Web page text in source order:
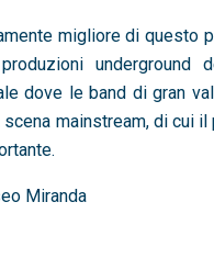
migliore di questo
underground
dove le band di gran
mainstream, di cui il
Miranda